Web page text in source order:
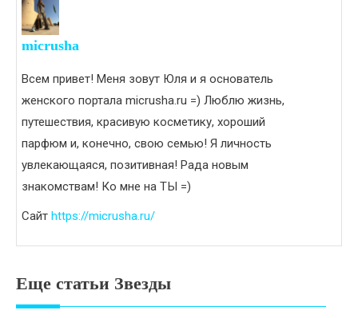
micrusha
Всем привет! Меня зовут Юля и я основатель
женского портала micrusha.ru =) Люблю жизнь,
путешествия, красивую косметику, хороший
парфюм и, конечно, свою семью! Я личность
увлекающаяся, позитивная! Рада новым
знакомствам! Ко мне на ТЫ =)
Сайт https://micrusha.ru/
Еще статьи Звезды